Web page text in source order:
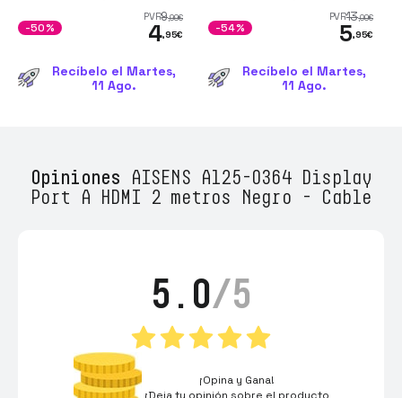
PVR9,99€
4,95€
-50%
Recíbelo el Martes,
11 Ago.
PVR13,00€
5,95€
-54%
Recíbelo el Martes,
11 Ago.
Opiniones AISENS A125-0364 Display
Port A HDMI 2 metros Negro - Cable
5.0/5
¡Opina y Gana!